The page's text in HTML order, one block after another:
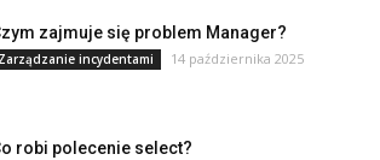
zajmuje się problem Manager?
Zarządzanie incydentami 14 października 2025
robi polecenie select?